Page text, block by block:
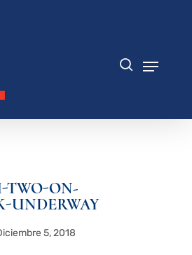
TWO-ON-
UNDERWAY
5, 2018
menú